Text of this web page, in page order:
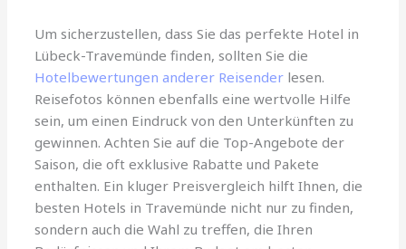
Um sicherzustellen, dass Sie das perfekte Hotel in
Lübeck-Travemünde finden, sollten Sie die
Hotelbewertungen anderer Reisender lesen.
Reisefotos können ebenfalls eine wertvolle Hilfe
sein, um einen Eindruck von den Unterkünften zu
gewinnen. Achten Sie auf die Top-Angebote der
Saison, die oft exklusive Rabatte und Pakete
enthalten. Ein kluger Preisvergleich hilft Ihnen, die
besten Hotels in Travemünde nicht nur zu finden,
sondern auch die Wahl zu treffen, die Ihren